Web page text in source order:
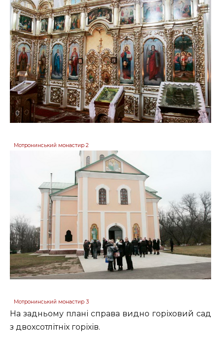
Мотронинський монастир 2
Мотронинський монастир 3
На задньому плані справа видно горіховий сад
з двохсотлітніх горіхів.